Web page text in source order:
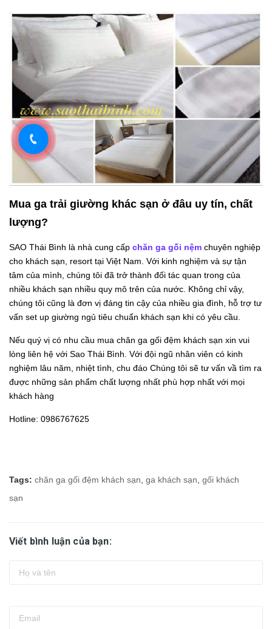
Mua ga trải giường khác sạn ở đâu uy tín, chất
lượng?
SAO Thái Bình là nhà cung cấp chăn ga gối nệm chuyên nghiệp
cho khách sạn, resort tại Việt Nam. Với kinh nghiệm và sự tận
tâm của mình, chúng tôi đã trở thành đối tác quan trong của
nhiều khách sạn nhiều quy mô trên của nước. Không chỉ vậy,
chúng tôi cũng là đơn vị đáng tin cậy của nhiều gia đình, hỗ trợ tư
vấn set up giường ngủ tiêu chuẩn khách sạn khi có yêu cầu.
Nếu quý vị có nhu cầu mua chăn ga gối đệm khách sạn xin vui
lòng liên hệ với Sao Thái Bình. Với đội ngũ nhân viên có kinh
nghiệm lâu năm, nhiệt tình, chu đáo Chúng tôi sẽ tư vấn vầ tìm ra
được những sản phẩm chất lượng nhất phù hợp nhất với mọi
khách hàng
Hotline: 0986767625
Tags: chăn ga gối đệm khách sạn, ga khách sạn, gối khách
sạn
Viết bình luận của bạn: